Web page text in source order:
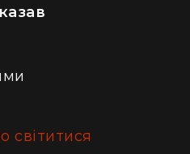
світитися